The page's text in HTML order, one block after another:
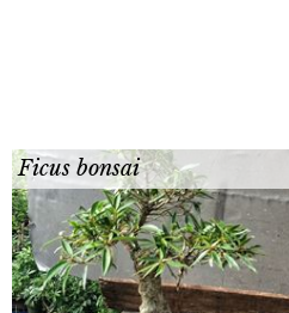
Ficus bonsai